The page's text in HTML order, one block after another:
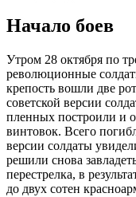
Начало боев
Утром 28 октября по
революционные
крепость вошли две
советской версии
пленных построили и
винтовок. Всего
версии солдаты
решили снова
перестрелка, в
до двух сотен